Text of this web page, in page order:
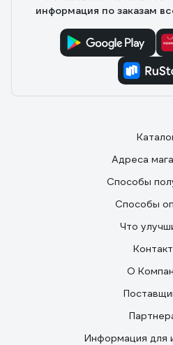
информация по заказам
Адреса
Способы
Способы
Что
О
Информация для